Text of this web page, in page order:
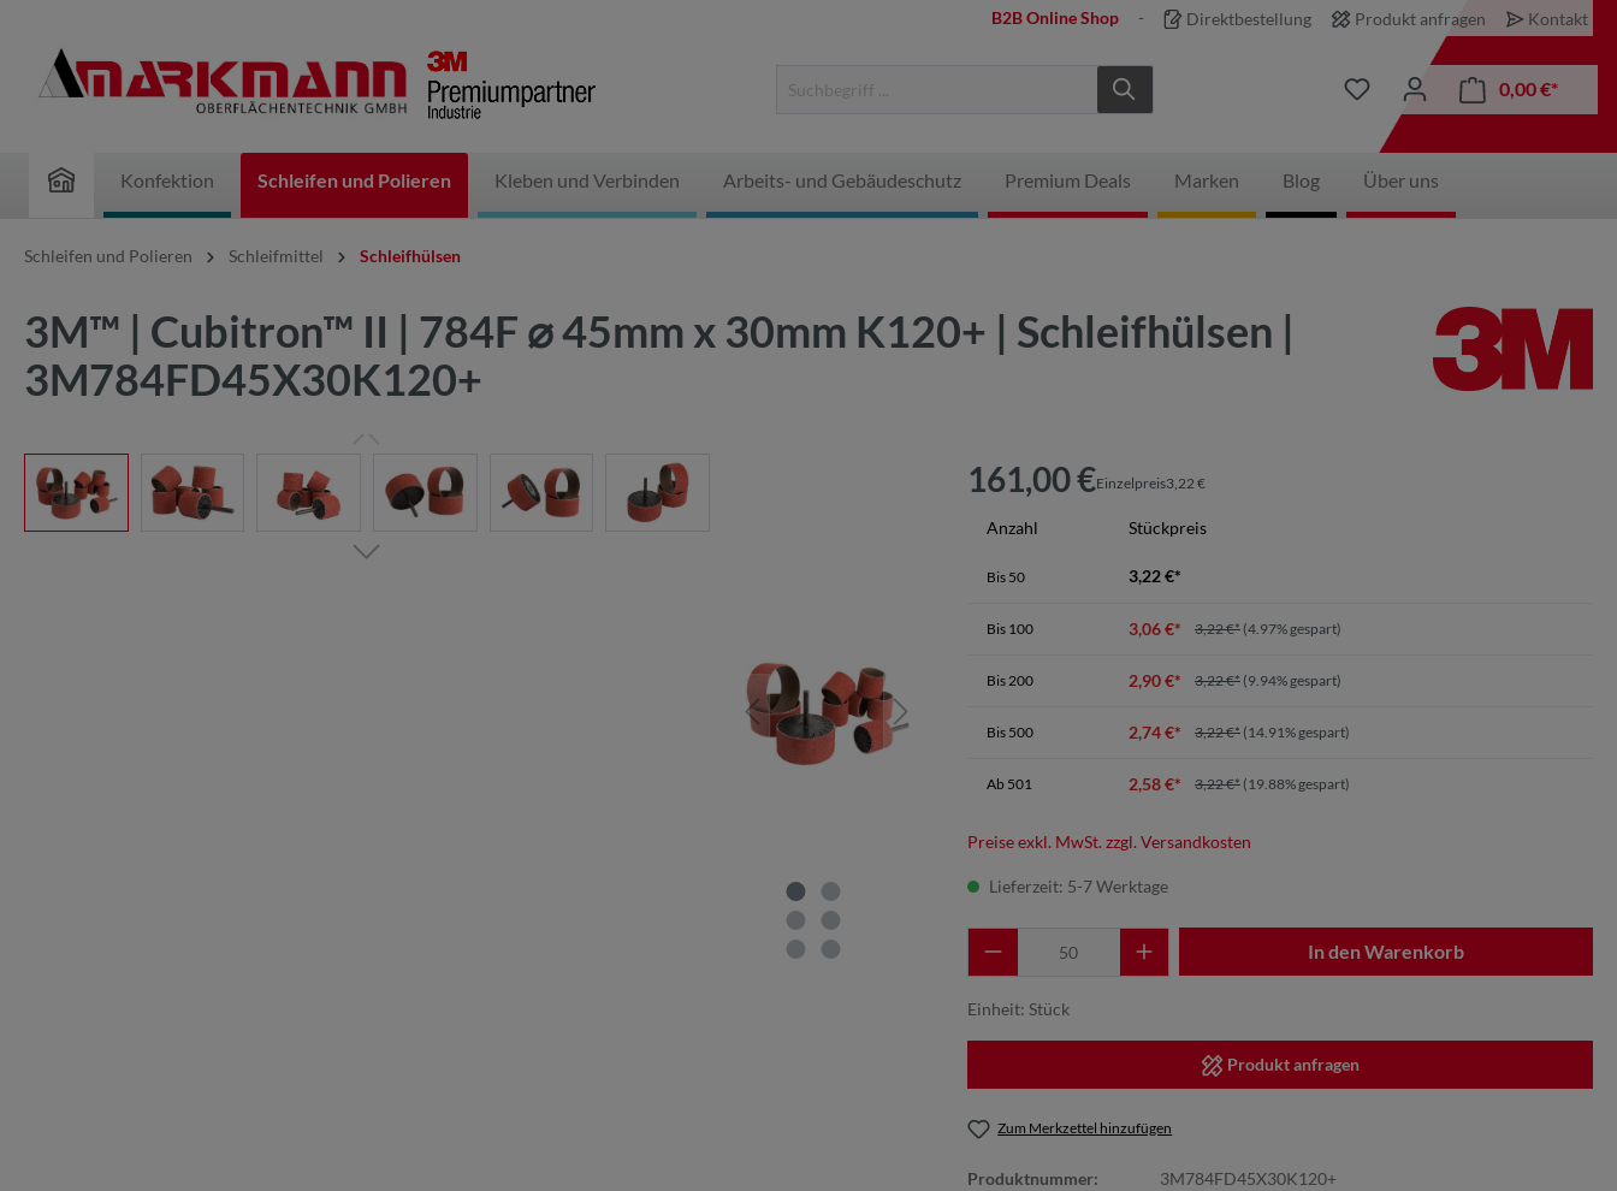
B2B Online Shop Direktbestellung Produkt anfragen Kontakt
0,00 €*
Konfektion Schleifen und Polieren Kleben und Verbinden Arbeits- und Gebäudeschutz Premium Deals Marken Blog Über uns
Schleifen und Polieren Schleifmittel Schleifhülsen
3M™ | Cubitron™ II | 784F ⌀ 45mm x 30mm K120+ | Schleifhülsen |
3M784FD45X30K120+
161,00 €Einzelpreis3,22 €
Anzahl Stückpreis
Bis 50 3,22 €*
Bis 100 3,06 €* 3,22 €* (4.97% gespart)
Bis 200 2,90 €* 3,22 €* (9.94% gespart)
Bis 500 2,74 €* 3,22 €* (14.91% gespart)
Ab 501 2,58 €* 3,22 €* (19.88% gespart)
Preise exkl. MwSt. zzgl. Versandkosten
Lieferzeit: 5-7 Werktage
In den Warenkorb
Einheit: Stück
Produkt anfragen
Zum Merkzettel hinzufügen
Produktnummer:
3M784FD45X30K120+